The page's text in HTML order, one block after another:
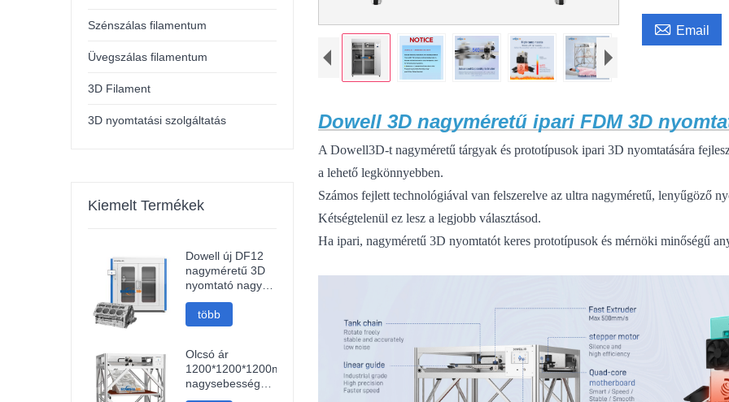
 Email
Dowell 3D nagyméretű ipari FDM 3D
A Dowell3D-t nagyméretű tárgyak és prototípusok ipari 3D nyomtatására
a lehető legkönnyebben.
Számos fejlett technológiával van felszerelve az ultra nagyméretű, lenyűgöző
Kétségtelenül ez lesz a legjobb választásod.
Ha ipari, nagyméretű 3D nyomtatót keres prototípusok és mérnöki minőségű
Szénszálas filamentum
Üvegszálas filamentum
3D Filament
3D nyomtatási szolgáltatás
Kiemelt Termékek
Dowell új DF12
nagyméretű 3D
nyomtató nagy
pontosságú
Impresora 3D
gép ipari
nyomtatója
több
Olcsó ár
1200*1200*1200mm
nagysebességű
FDM intelligens